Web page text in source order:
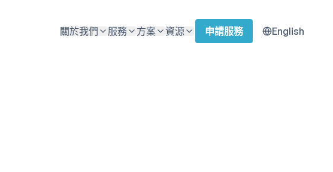
關於我們 服務 方案 資源 申請服務 English